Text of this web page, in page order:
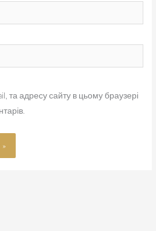
та адресу сайту в цьому браузері